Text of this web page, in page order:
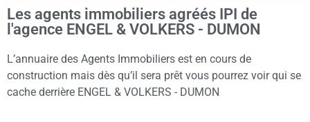
Les agents immobiliers agréés IPI de
l'agence ENGEL & VOLKERS - DUMON
L’annuaire des Agents Immobiliers est en cours de
construction mais dès qu’il sera prêt vous pourrez voir qui se
cache derrière ENGEL & VOLKERS - DUMON